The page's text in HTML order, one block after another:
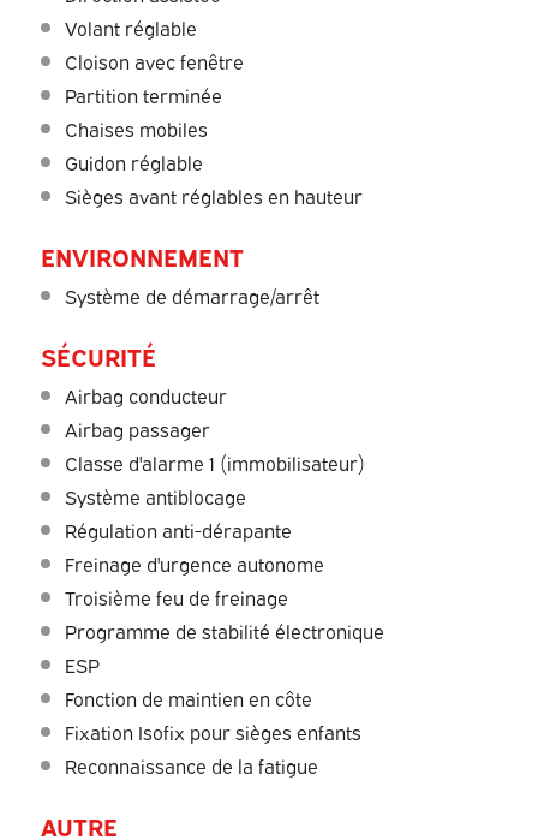
Volant réglable
Cloison avec fenêtre
Partition terminée
Chaises mobiles
Guidon réglable
Sièges avant réglables en hauteur
ENVIRONNEMENT
Système de démarrage/arrêt
SÉCURITÉ
Airbag conducteur
Airbag passager
Classe d'alarme 1 (immobilisateur)
Système antiblocage
Régulation anti-dérapante
Freinage d'urgence autonome
Troisième feu de freinage
Programme de stabilité électronique
ESP
Fonction de maintien en côte
Fixation Isofix pour sièges enfants
Reconnaissance de la fatigue
AUTRE